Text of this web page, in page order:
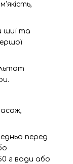
шиї та
перед
г води або